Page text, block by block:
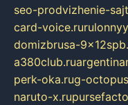
seo-prodvizhenie-
card-voice.ru
domizbrusa-
a380club.ru
perk-oka.rug-
naruto-x.ru